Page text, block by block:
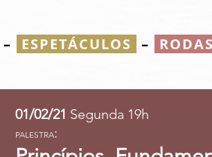
– ESPETÁCULOS –
01/02/21 Segunda 19h
PALESTRA: